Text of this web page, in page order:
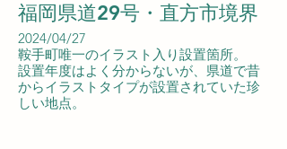
福岡県道29号・直方市境界
2024/04/27
鞍手町唯一のイラスト入り設置箇所。
設置年度はよく分からないが、県道で昔
からイラストタイプが設置されていた珍
しい地点。